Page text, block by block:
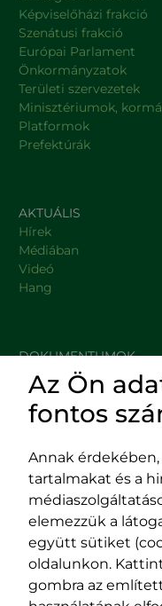
Képviselőházi frakció
Szenátusi frakció
Európai Parlament
Önkormányzatok
Területi szervezetek
Minisztériumok,
Platformok
Prefektúrák
AKTUÁLIS
Hírek
Médiában
Videó
Hang
DOKUMENTUMOK
HASZNOS LINKEK
400029
Fürdő (Card. Iuliu
szám
Az Ön
fontos
Annak
tartalmakat és a
elemezzük a
együtt sütiket
oldalunkon.
gombra az